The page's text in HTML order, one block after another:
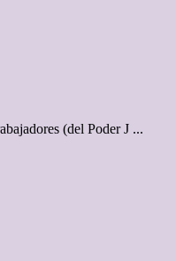
(del Poder J ...